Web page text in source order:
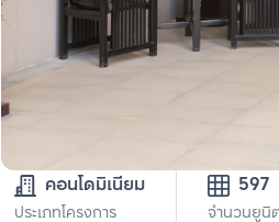
คอนโดมิเนียม
ประเภทโครงการ
597
จำนวนยูนิต